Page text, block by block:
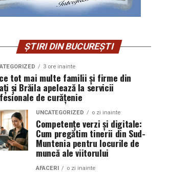
ȘTIRI DIN BUCUREȘTI
3 ore inainte
tot mai multe familii și firme din
și Brăila apelează la servicii
de curățenie
UNCATEGORIZED o zi inainte
Competențe verzi și digitale:
Cum pregătim tinerii din Sud-
Muntenia pentru locurile de
muncă ale viitorului
AFACERI o zi inainte